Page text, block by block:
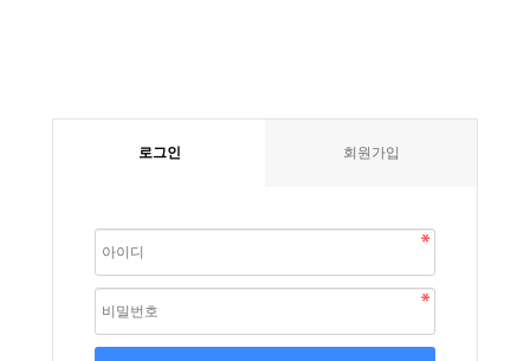
로그인 회원가입